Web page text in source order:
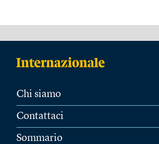
Chi siamo
Contattaci
Sommario